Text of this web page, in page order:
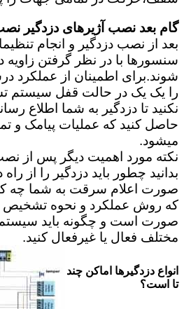
گام بعد نصب آژیرهای دزدگیر
بعد از نصب دزدگیر و انجام
سنسورها با در نظر گرفتن
شوند.برای اطمینان از عملکرد
را یک یک در حالت قفل سیستم
نکنید تا دزدگیر به شما اطلاع
حاصل کنید که عملیات پیامک و
میشود.
نکته مورد اهمیت دیگر پس از
بدانید چطور باید دزدگیر را از
صورت اعلام سرقت به شما چه
که روش عملکرد و نحوه تشخیص
صورت است و چگونه باید
مختلف فعال یا غیرفعال کنید.
انواع دزدگیرها اماکن چند
تا است؟